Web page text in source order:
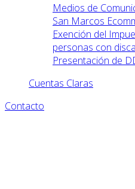
Medios de
San Marcos
Exención del
personas con
Presentación de
Cuentas Claras
Contacto